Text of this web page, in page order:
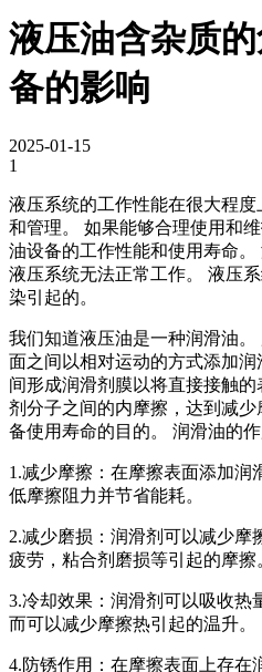
液压油含杂质
备的影响
2025-01-15
1
液压系统的工作性能在很大程
和管理。 如果能够合理使用和
油设备的工作性能和使用寿命
液压系统无法正常工作。 液压
染引起的。
我们知道液压油是一种润滑油。
面之间以相对运动的方式添加润
间形成润滑剂膜以将直接接触的
剂分子之间的内摩擦，达到减
备使用寿命的目的。 润滑油的作
1.减少摩擦：在摩擦表面添加润
低摩擦阻力并节省能耗。
2.减少磨损：润滑剂可以减少摩
疲劳，粘合剂磨损等引起的摩擦
3.冷却效果：润滑剂可以吸收热
而可以减少摩擦热引起的温升。
4.防锈作用：在摩擦表面上存在